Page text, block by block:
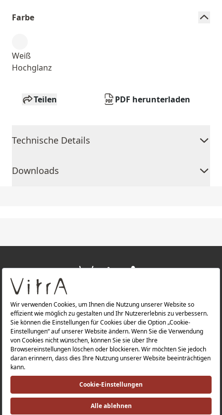
Farbe
Weiß
Hochglanz
Teilen PDF herunterladen
Technische Details
Downloads
ÜBER UNS
PRODUKTE